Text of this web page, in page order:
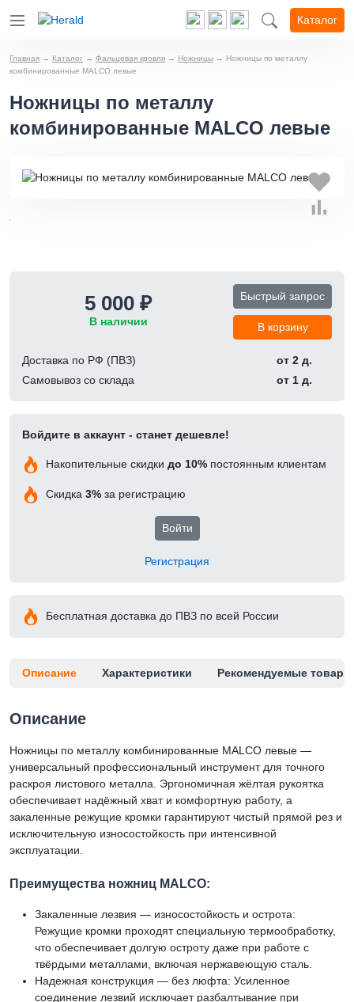
Каталог
Главная → Каталог → Фальцевая кровля → Ножницы → Ножницы по металлу
комбинированные MALCO левые
Ножницы по металлу
комбинированные MALCO левые
5 000 ₽
В наличии
Быстрый запрос
В корзину
Доставка по РФ (ПВЗ)
от 2 д.
Самовывоз со склада
от 1 д.
Войдите в аккаунт - станет дешевле!
Накопительные скидки до 10% постоянным клиентам
Скидка 3% за регистрацию
Войти
Регистрация
Бесплатная доставка до ПВЗ по всей России
Описание Характеристики Рекомендуемые товары
Описание
Ножницы по металлу комбинированные MALCO левые —
универсальный профессиональный инструмент для точного
раскроя листового металла. Эргономичная жёлтая рукоятка
обеспечивает надёжный хват и комфортную работу, а
закаленные режущие кромки гарантируют чистый прямой рез и
исключительную износостойкость при интенсивной
эксплуатации.
Преимущества ножниц MALCO:
Закаленные лезвия — износостойкость и острота:
Режущие кромки проходят специальную термообработку,
что обеспечивает долгую остроту даже при работе с
твёрдыми металлами, включая нержавеющую сталь.
Надежная конструкция — без люфта: Усиленное
соединение лезвий исключает разбалтывание при